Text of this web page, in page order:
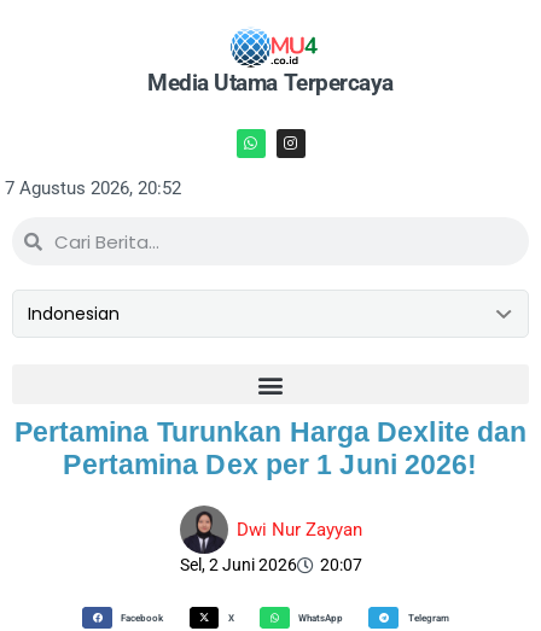
Media Utama Terpercaya
7 Agustus 2026, 20:52
Pertamina Turunkan Harga Dexlite dan
Pertamina Dex per 1 Juni 2026!
Dwi Nur Zayyan
Sel, 2 Juni 2026 20:07
Facebook X WhatsApp Telegram